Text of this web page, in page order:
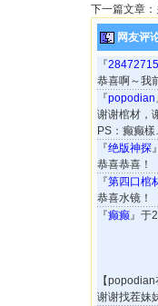
下一篇文章：
网友评
『
恭喜啊～我
『popodian
谢谢棺材，
PS：癫癫
『绝版神探
恭喜恭喜！
『第四口棺
恭喜水镜！
『癫癫』于
【
谢谢找茬妹